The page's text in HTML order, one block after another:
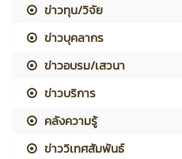
ข่าวทุน/วิจัย
ข่าวบุคลากร
ข่าวอบรม/เสวนา
ข่าวบริการ
คลังความรู้
ข่าววิเทศสัมพันธ์